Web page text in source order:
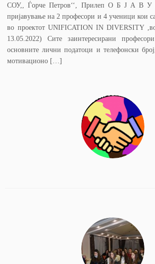
СОУ,, Ѓорче Петров‘‘, Прилеп О Б Ј А
пријавување на 2 професори и 4 ученици кои
во проектот UNIFICATION IN DIVERSITY
13.05.2022) Сите заинтересирани
основните лични податоци и телефонски
мотивационо […]